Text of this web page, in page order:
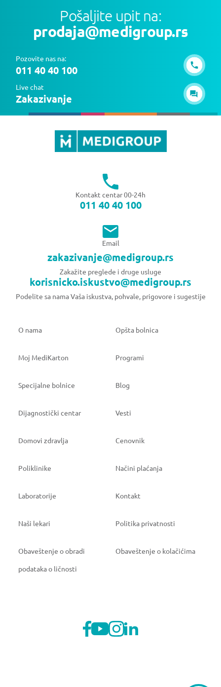
Pošaljite upit na:
prodaja@medigroup.rs
Pozovite nas na:
011 40 40 100
Live chat
Zakazivanje
Kontakt centar 00-24h
011 40 40 100
Email
zakazivanje@medigroup.rs
Zakažite preglede i druge usluge
korisnicko.iskustvo@medigroup.rs
Podelite sa nama Vaša iskustva, pohvale, prigovore i sugestije
O nama Opšta bolnica
Moj MediKarton Programi
Specijalne bolnice Blog
Dijagnostički centar Vesti
Domovi zdravlja Cenovnik
Poliklinike Načini plaćanja
Laboratorije Kontakt
Naši lekari Politika privatnosti
Obaveštenje o obradi
podataka o ličnosti
Obaveštenje o kolačićima